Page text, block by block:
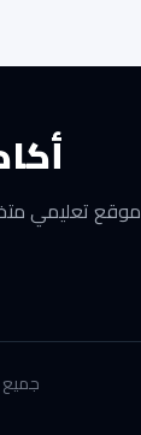
موقع تعليمي
جميع